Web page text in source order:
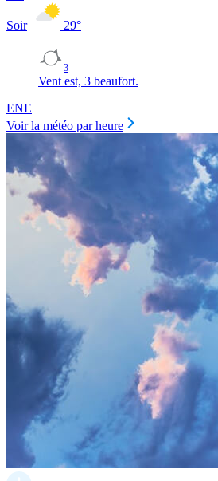
Soir 29°
3
Vent est, 3 beaufort.
ENE
Voir la météo par heure